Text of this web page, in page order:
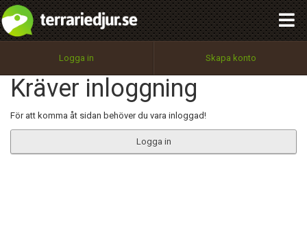
Logga in Skapa konto
Kräver inloggning
För att komma åt sidan behöver du vara inloggad!
Logga in
Utför
100%
OK
integritetspolicy
Namn:
Epost:
Begär nytt lösenord
Tillbaka till förstasidan